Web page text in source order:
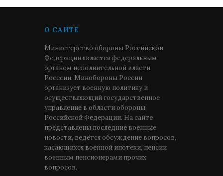
О САЙТЕ
Министерство обороны Российской
Федерации является федеральным
органом исполнительной власти
Росссии. Минобороны России
организует военную политику и
осуществляющий государственное
управление в области обороны
Российской Федерации. На сайте
представлены последние военные
новости, ведётся обсуждение вопросов,
касающихся военной ипотеки, пенсии
военным пенсионерами прочих
вопросов.